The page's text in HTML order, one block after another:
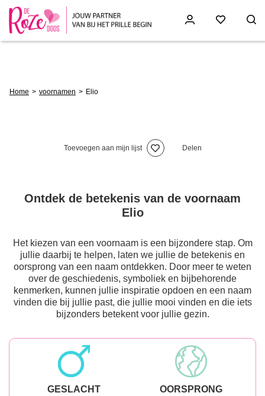
Home voornamen Elio
Toevoegen aan mijn lijst Delen
Ontdek de betekenis van de voornaam
Elio
Het kiezen van een voornaam is een bijzondere stap. Om
jullie daarbij te helpen, laten we jullie de betekenis en
oorsprong van een naam ontdekken. Door meer te weten
over de geschiedenis, symboliek en bijbehorende
kenmerken, kunnen jullie inspiratie opdoen en een naam
vinden die bij jullie past, die jullie mooi vinden en die iets
bijzonders betekent voor jullie gezin.
GESLACHT
OORSPRONG